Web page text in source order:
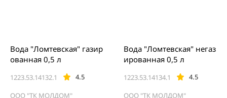
1223.53.14132.1 4.5
Вода "Ломтевская" газир
ованная 0,5 л
ООО "ТК МОЛДОМ"
1223.53.14134.1 4.5
Вода "Ломтевская" негаз
ированная 0,5 л
ООО "ТК МОЛДОМ"